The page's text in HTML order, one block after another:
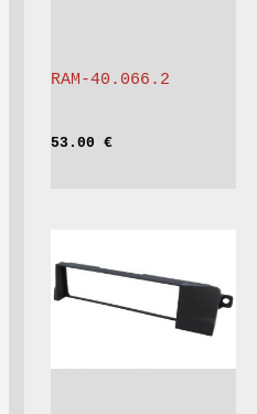
RAM-40.066.2
53.00 €